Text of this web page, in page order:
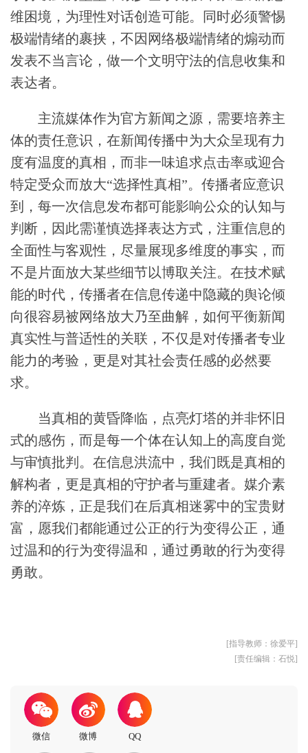
维困境，为理性对话创造可能。同时必须警惕
极端情绪的裹挟，不因网络极端情绪的煽动而
发表不当言论，做一个文明守法的信息收集和
表达者。
主流媒体作为官方新闻之源，需要培养主
体的责任意识，在新闻传播中为大众呈现有力
度有温度的真相，而非一味追求点击率或迎合
特定受众而放大“选择性真相”。传播者应意识
到，每一次信息发布都可能影响公众的认知与
判断，因此需谨慎选择表达方式，注重信息的
全面性与客观性，尽量展现多维度的事实，而
不是片面放大某些细节以博取关注。在技术赋
能的时代，传播者在信息传递中隐藏的舆论倾
向很容易被网络放大乃至曲解，如何平衡新闻
真实性与普适性的关联，不仅是对传播者专业
能力的考验，更是对其社会责任感的必然要
求。
当真相的黄昏降临，点亮灯塔的并非怀旧
式的感伤，而是每一个体在认知上的高度自觉
与审慎批判。在信息洪流中，我们既是真相的
解构者，更是真相的守护者与重建者。媒介素
养的淬炼，正是我们在后真相迷雾中的宝贵财
富，愿我们都能通过公正的行为变得公正，通
过温和的行为变得温和，通过勇敢的行为变得
勇敢。
[指导教师：徐爱平]
[责任编辑：石悦]